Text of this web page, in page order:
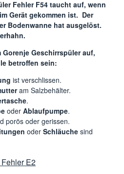
Fehler F54 taucht auf, wenn
Gerät gekommen ist. Der
Bodenwanne hat ausgelöst.
Gorenje Geschirrspüler auf,
betroffen sein:
ist verschlissen.
am Salzbehälter.
.
oder Ablaufpumpe.
porös oder gerissen.
oder Schläuche sind
E2